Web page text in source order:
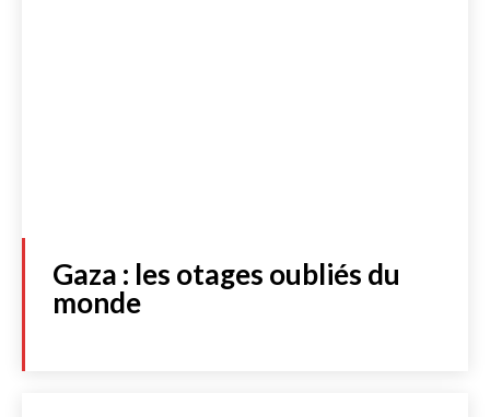
Gaza : les otages oubliés du
monde